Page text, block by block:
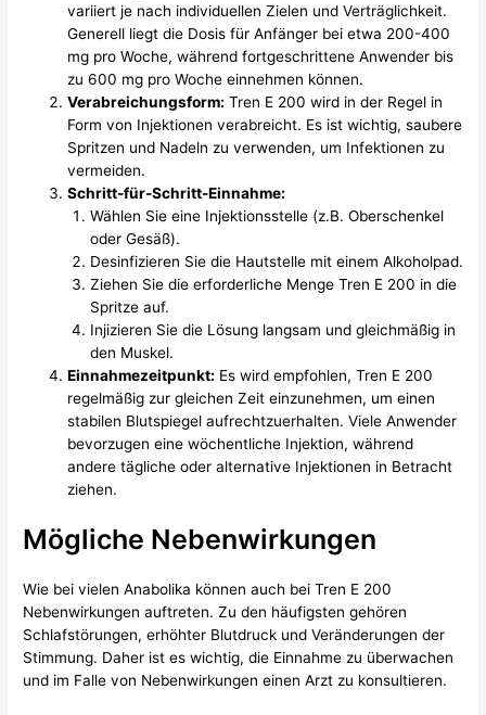
variiert je nach individuellen Zielen und Verträglichkeit.
Generell liegt die Dosis für Anfänger bei etwa 200-400
mg pro Woche, während fortgeschrittene Anwender bis
zu 600 mg pro Woche einnehmen können.
Verabreichungsform: Tren E 200 wird in der Regel in
Form von Injektionen verabreicht. Es ist wichtig, saubere
Spritzen und Nadeln zu verwenden, um Infektionen zu
vermeiden.
Schritt-für-Schritt-Einnahme:
Wählen Sie eine Injektionsstelle (z.B. Oberschenkel
oder Gesäß).
Desinfizieren Sie die Hautstelle mit einem Alkoholpad.
Ziehen Sie die erforderliche Menge Tren E 200 in die
Spritze auf.
Injizieren Sie die Lösung langsam und gleichmäßig in
den Muskel.
Einnahmezeitpunkt: Es wird empfohlen, Tren E 200
regelmäßig zur gleichen Zeit einzunehmen, um einen
stabilen Blutspiegel aufrechtzuerhalten. Viele Anwender
bevorzugen eine wöchentliche Injektion, während
andere tägliche oder alternative Injektionen in Betracht
ziehen.
Mögliche Nebenwirkungen
Wie bei vielen Anabolika können auch bei Tren E 200
Nebenwirkungen auftreten. Zu den häufigsten gehören
Schlafstörungen, erhöhter Blutdruck und Veränderungen der
Stimmung. Daher ist es wichtig, die Einnahme zu überwachen
und im Falle von Nebenwirkungen einen Arzt zu konsultieren.